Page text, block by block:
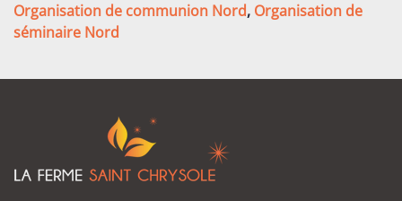
Organisation de communion Nord, Organisation de
séminaire Nord